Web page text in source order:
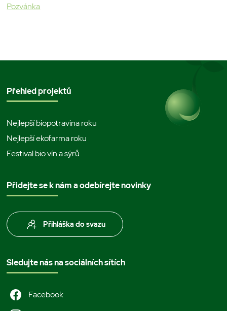
Pozvánka
Přehled projektů
Nejlepší biopotravina roku
Nejlepší ekofarma roku
Festival bio vín a sýrů
Přidejte se k nám a odebírejte novinky
Přihláška do svazu
Sledujte nás na sociálních sítích
Facebook